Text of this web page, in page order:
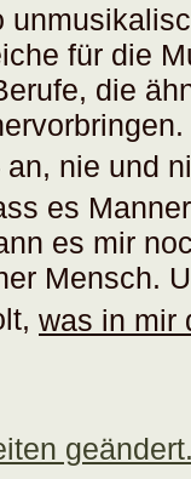
für die
die
an, nie und
es
es mir
Mensch.
was in mir